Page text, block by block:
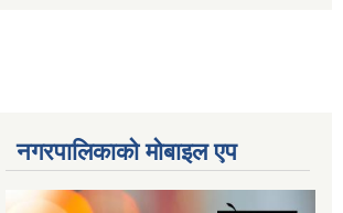
नगरपालिकाकाे माेबाइल एप